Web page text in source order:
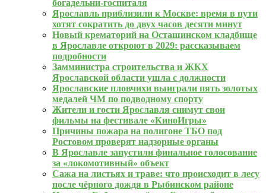
богадельни-госпиталя
Ярославль приблизили к Москве: время в пути
хотят сократить до двух часов десяти минут
Новый крематорий на Осташинском кладбище
в Ярославле откроют в 2029: рассказываем
подробности
Замминистра строительства и ЖКХ
Ярославской области ушла с должности
Ярославские пловчихи выиграли пять золотых
медалей ЧМ по подводному спорту
Жители и гости Ярославля снимут свои
фильмы на фестивале «КиноИгры»
Причины пожара на полигоне ТБО под
Ростовом проверят надзорные органы
В Ярославле запустили финальное голосование
за «локомотивный» объект
Сажа на листьях и траве: что происходит в лесу
после чёрного дождя в Рыбинском районе